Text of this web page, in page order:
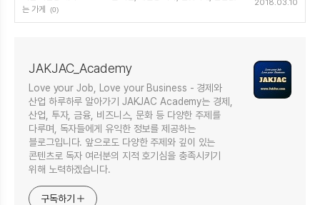
는 가게
(0)
2018.03.10
JAKJAC_Academy
Love your Job, Love your Business - 경제와
산업 하루하루 알아가기 JAKJAC Academy는 경제,
산업, 투자, 금융, 비즈니스, 문화 등 다양한 주제를
다루며, 독자들에게 유익한 정보를 제공하는
블로그입니다. 앞으로도 다양한 주제와 깊이 있는
콘텐츠로 독자 여러분의 지적 호기심을 충족시키기
위해 노력하겠습니다.
구독하기